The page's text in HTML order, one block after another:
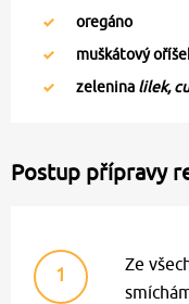
oregáno
muškátový
zelenina lilek,
Postup přípravy
1
Ze